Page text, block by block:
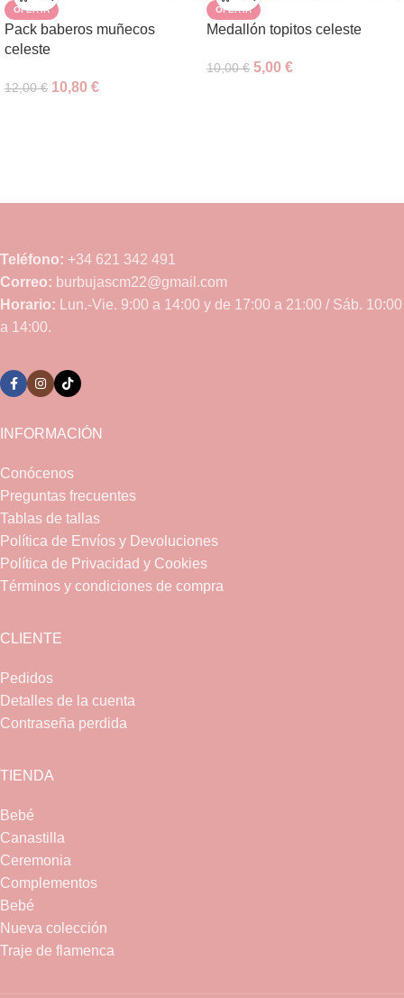
OFERTA
Pack baberos muñecos
celeste
12,00€ 10,80 €
OFERTA
Medallón topitos celeste
10,00€ 5,00 €
Teléfono: +34 621 342 491
Correo: burbujascm22@gmail.com
Horario: Lun.-Vie. 9:00 a 14:00 y de 17:00 a 21:00 / Sáb. 10:00
a 14:00.
INFORMACIÓN
Conócenos
Preguntas frecuentes
Tablas de tallas
Política de Envíos y Devoluciones
Política de Privacidad y Cookies
Términos y condiciones de compra
CLIENTE
Pedidos
Detalles de la cuenta
Contraseña perdida
TIENDA
Bebé
Canastilla
Ceremonia
Complementos
Bebé
Nueva colección
Traje de flamenca